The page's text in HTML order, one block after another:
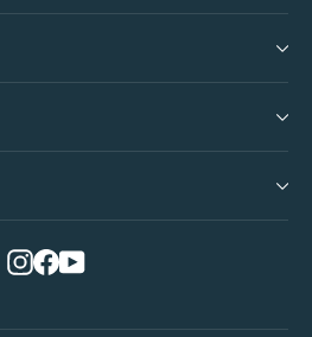
Instagram
Facebook
YouTube